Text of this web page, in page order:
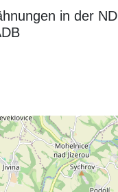
in der